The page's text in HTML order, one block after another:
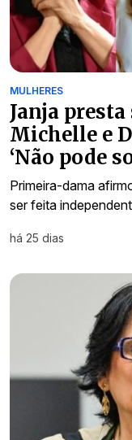
MULHERES
Janja
Michelle e
‘Não pode
Primeira-dama
ser feita
há 25 dias